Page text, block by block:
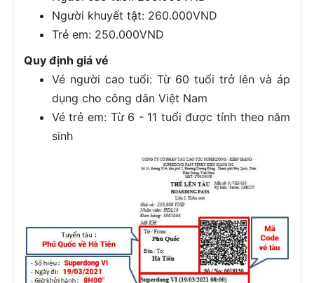
Người khuyết tật: 260.000VND
Trẻ em: 250.000VND
Quy định giá vé
Vé người cao tuổi: Từ 60 tuổi trở lên và áp
dụng cho công dân Việt Nam
Vé trẻ em: Từ 6 - 11 tuổi được tính theo năm
sinh